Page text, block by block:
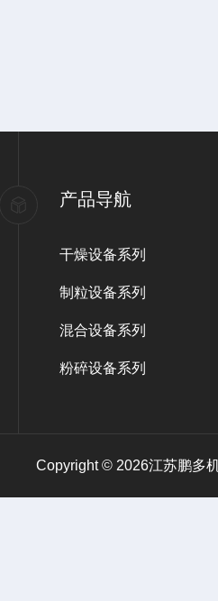
产品导航
干燥设备系列
制粒设备系列
混合设备系列
粉碎设备系列
Copyright © 2026江苏鹏多